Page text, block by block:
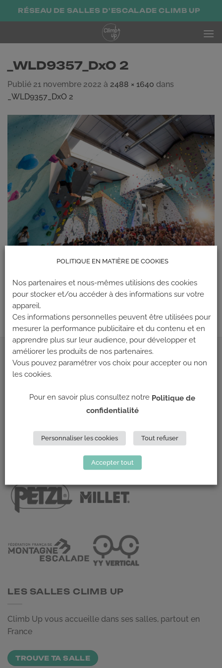
PasserRÉSEAU DE SALLES D'ESCALADE CLIMB UP
_WLD9357_DxO 2
Publié 21 novembre 2022 à 2488 × 1640 dans
_WLD9357_DxO 2
← Précédent
Suivant→
ADRESSE
148 Avenue Jean Jaurès
NOUS CONTACTER
LES PARTENAIRES
LES SALLES CLIMB UP
Climb Up vous accueille dans ses salles, partout en
France
TROUVE TA SALLE
POLITIQUE EN MATIÈRE DE COOKIES
Nos partenaires et nous-mêmes utilisions des cookies
pour stocker et/ou accéder à des informations sur votre
appareil.
Ces informations personnelles peuvent être utilisées pour
mesurer la performance publicitaire et du contenu et en
apprendre plus sur leur audience, pour développer et
améliorer les produits de nos partenaires.
Vous pouvez paramétrer vos choix pour accepter ou non
les cookies.
Pour en savoir plus consultez notre Politique de
confidentialité
Personnaliser les cookies Tout refuser
Accepter tout